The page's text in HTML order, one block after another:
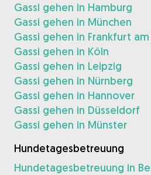
Gassi gehen in Hamburg
Gassi gehen in München
Gassi gehen in Frankfurt
Gassi gehen in Köln
Gassi gehen in Leipzig
Gassi gehen in Nürnberg
Gassi gehen in Hannover
Gassi gehen in Düsseldorf
Gassi gehen in Münster
Hundetagesbetreuung
Hundetagesbetreuung in